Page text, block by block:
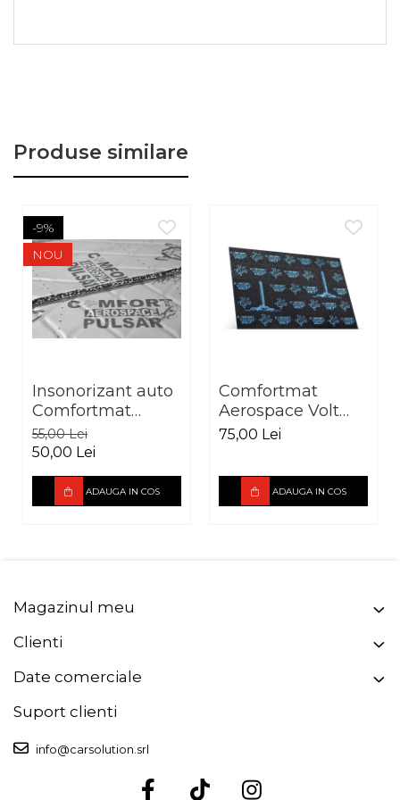
asemenea, este potrivit pentru usi, acolo unde se
doreste o imbunatatire semnificativa a confortului
Cu o aderenta de aproximativ 13 N/cm, materialul
ramane fix chiar si in conditii solicitante. Greutatea
specifica de 6,90 kg/m² reprezinta o economie de
30–40% fata de aplicatiile traditionale in doua
straturi, aspect esential mai ales in antifonarea
Produse similare
-9%
NOU
Insonorizant auto
Comfortmat
Aerospace Pulsar
vibro absorbant 5
55,00 Lei
50,00 Lei
ADAUGA IN COS
Comfortmat
Aerospace Volt
vibro absorbant
75,00 Lei
ADAUGA IN COS
Magazinul meu
Clienti
Date comerciale
Suport clienti
info@carsolution.srl